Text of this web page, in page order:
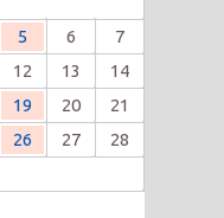
5 6
7
12 13
14
19 20
21
26 27
28